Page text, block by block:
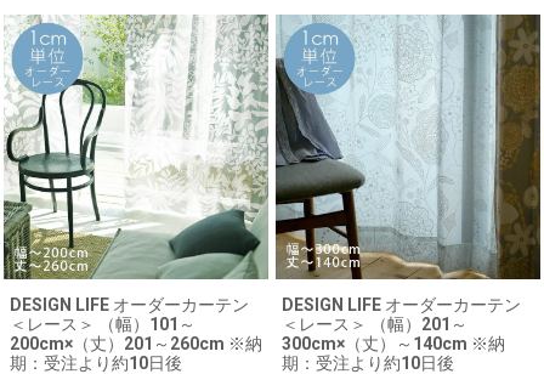
DESIGN LIFE オーダーカーテン
＜レース＞ （幅）101～
200cm×（丈）201～260cm ※納
期：受注より約10日後
DESIGN LIFE オーダーカーテン
＜レース＞ （幅）201～
300cm×（丈）～140cm ※納
期：受注より約10日後